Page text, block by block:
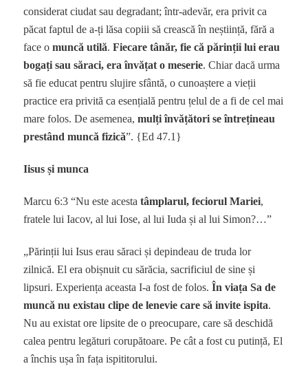
considerat ciudat sau degradant; într-adevăr, era privit ca
păcat faptul de a-ți lăsa copiii să crească în neștiință, fără a
face omuncă utilă.Fiecare tânăr, fie că părinții lui erau
bogați sau săraci, era învățat o meserie. Chiar dacă urma
să fie educat pentru slujire sfântă, o cunoaștere a vieții
practice era privită ca esențială pentru țelul de a fi de cel mai
mare folos. De asemenea,mulți învățători se întrețineau
prestând muncă fizică”. {Ed 47.1}
Iisus și munca
Marcu 6:3 “Nu este acestatâmplarul, feciorul Mariei,
fratele lui Iacov, al lui Iose, al lui Iuda și al lui Simon?…”
„Părinții lui Isus erau săraci și depindeau de truda lor
zilnică. El era obișnuit cu sărăcia, sacrificiul de sine și
lipsuri. Experiența aceasta I-a fost de folos.În viața Sa de
muncă nu existau clipe de lenevie care să invite ispita.
Nu au existat ore lipsite de o preocupare, care să deschidă
calea pentru legături corupătoare. Pe cât a fost cu putință, El
a închis ușa în fața ispititorului.